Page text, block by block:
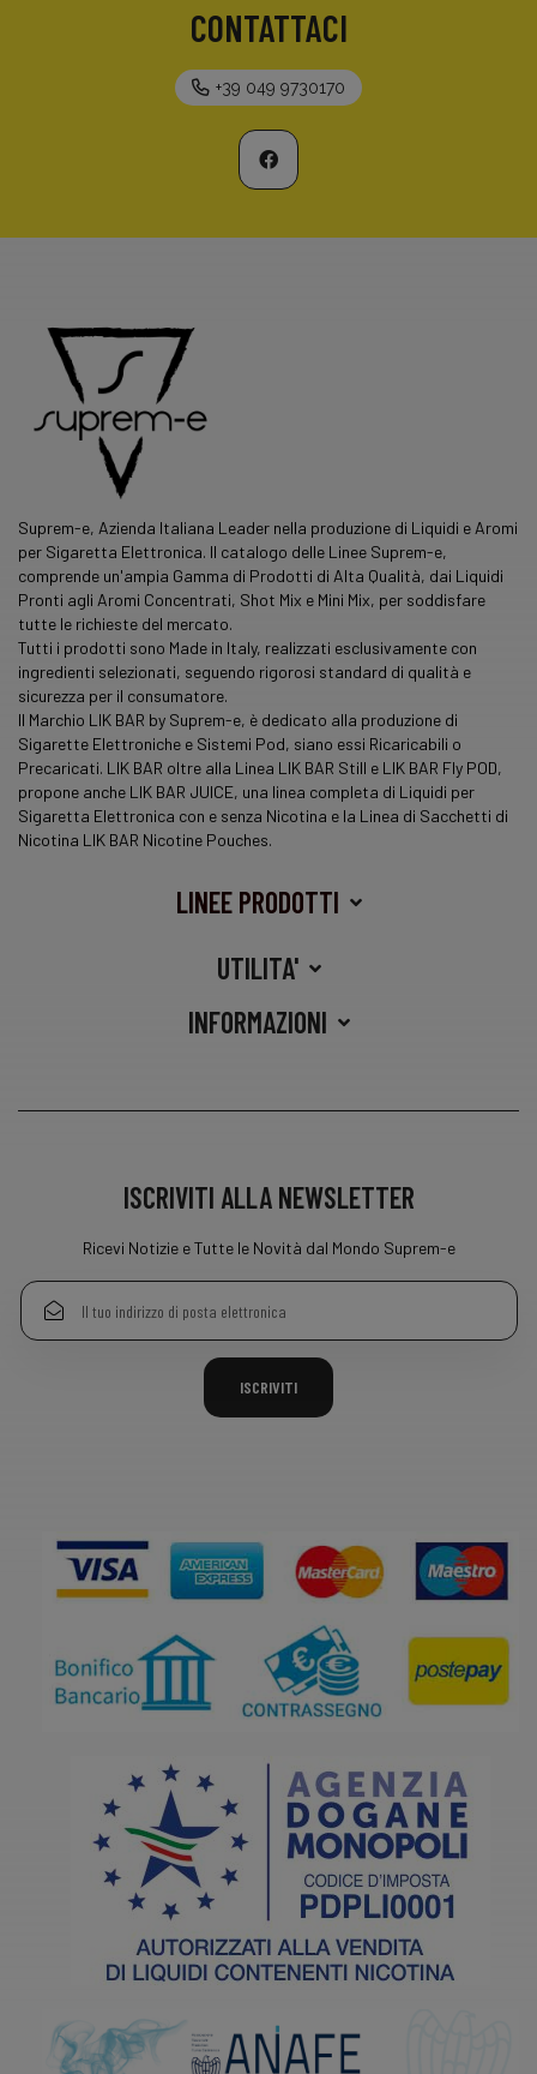
CONTATTACI
+39 049 9730170
Suprem-e, Azienda Italiana Leader nella produzione di Liquidi e Aromi
per Sigaretta Elettronica. Il catalogo delle Linee Suprem-e,
comprende un'ampia Gamma di Prodotti di Alta Qualità, dai Liquidi
Pronti agli Aromi Concentrati, Shot Mix e Mini Mix, per soddisfare
tutte le richieste del mercato.
Tutti i prodotti sono Made in Italy, realizzati esclusivamente con
ingredienti selezionati, seguendo rigorosi standard di qualità e
sicurezza per il consumatore.
Il Marchio LIK BAR by Suprem-e, è dedicato alla produzione di
Sigarette Elettroniche e Sistemi Pod, siano essi Ricaricabili o
Precaricati. LIK BAR oltre alla Linea LIK BAR Still e LIK BAR Fly POD,
propone anche LIK BAR JUICE, una linea completa di Liquidi per
Sigaretta Elettronica con e senza Nicotina e la Linea di Sacchetti di
Nicotina LIK BAR Nicotine Pouches.
LINEE PRODOTTI
UTILITA'
INFORMAZIONI
ISCRIVITI ALLA NEWSLETTER
Ricevi Notizie e Tutte le Novità dal Mondo Suprem-e
ISCRIVITI